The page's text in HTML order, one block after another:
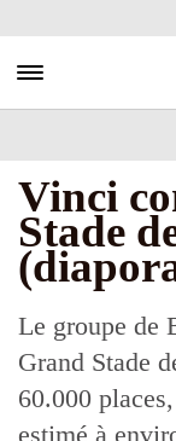
au
principal
Toggle navigation
Vinci
Stade
Le groupe de
Grand Stade
60.000
estimé à